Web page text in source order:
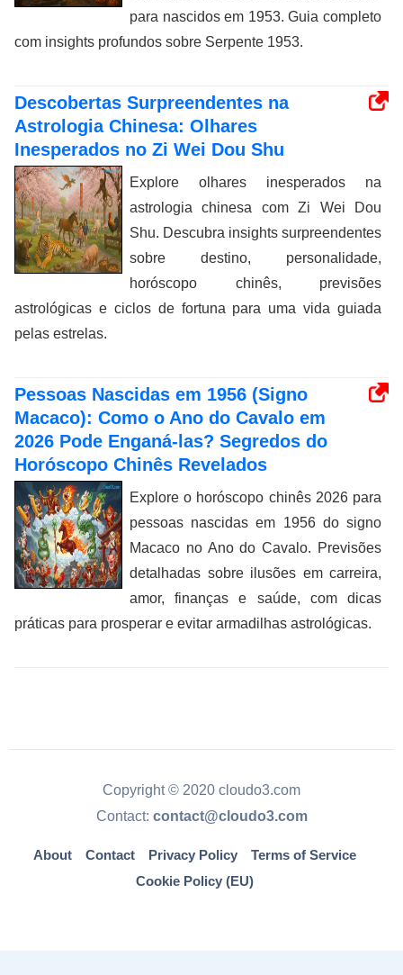
para nascidos em 1953. Guia completo
com insights profundos sobre Serpente 1953.
Descobertas Surpreendentes na
Astrologia Chinesa: Olhares
Inesperados no Zi Wei Dou Shu
Explore olhares inesperados na
astrologia chinesa com Zi Wei Dou
Shu. Descubra insights surpreendentes
sobre destino, personalidade,
horóscopo chinês, previsões
astrológicas e ciclos de fortuna para uma vida guiada
pelas estrelas.
Pessoas Nascidas em 1956 (Signo
Macaco): Como o Ano do Cavalo em
2026 Pode Enganá-las? Segredos do
Horóscopo Chinês Revelados
Explore o horóscopo chinês 2026 para
pessoas nascidas em 1956 do signo
Macaco no Ano do Cavalo. Previsões
detalhadas sobre ilusões em carreira,
amor, finanças e saúde, com dicas
práticas para prosperar e evitar armadilhas astrológicas.
Copyright © 2020 cloudo3.com
Contact: contact@cloudo3.com
About Contact Privacy Policy
Terms of Service
Cookie Policy (EU)